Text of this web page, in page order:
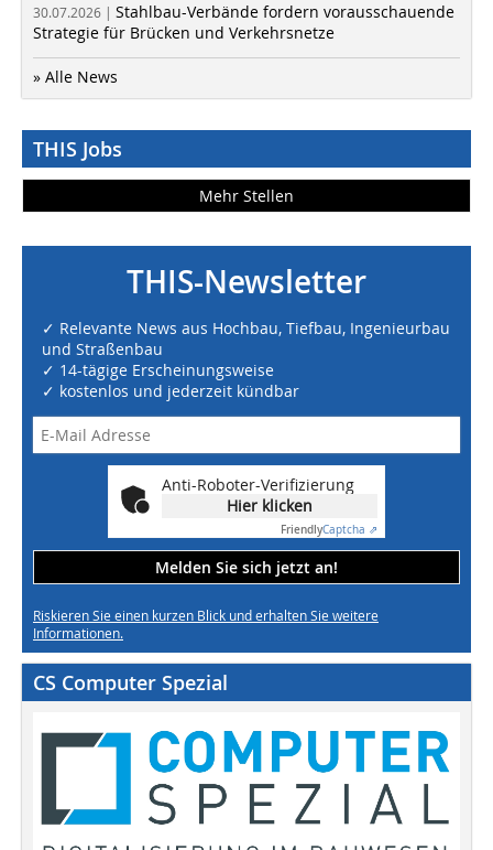
30.07.2026 | Stahlbau-Verbände fordern vorausschauende
Strategie für Brücken und Verkehrsnetze
» Alle News
THIS Jobs
Mehr Stellen
THIS-Newsletter
✓ Relevante News aus Hochbau, Tiefbau, Ingenieurbau
und Straßenbau
✓ 14-tägige Erscheinungsweise
✓ kostenlos und jederzeit kündbar
Anti-Roboter-Verifizierung
Hier klicken
FriendlyCaptcha ⇗
Melden Sie sich jetzt an!
Riskieren Sie einen kurzen Blick und erhalten Sie weitere
Informationen.
CS Computer Spezial